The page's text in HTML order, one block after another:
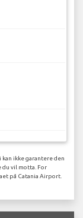
ikke garantere den
du vil motta. For
på Catania Airport.